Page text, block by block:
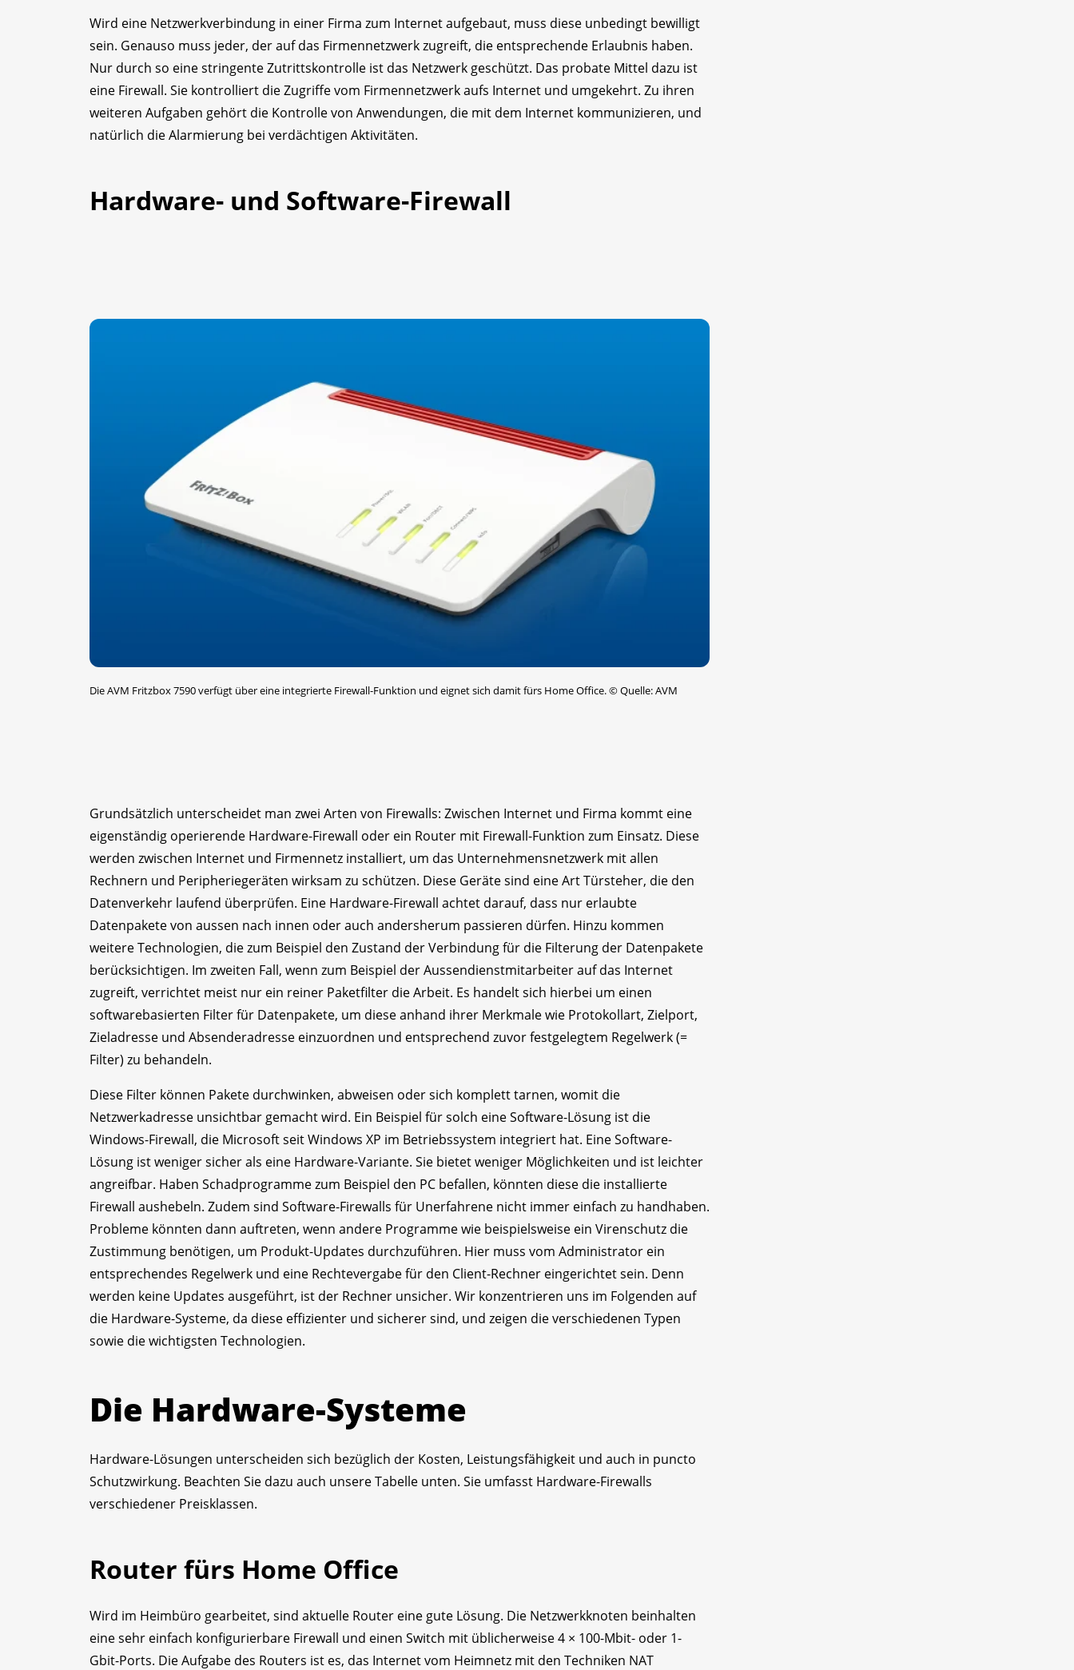
Wird eine Netzwerkverbindung in einer Firma zum Internet aufgebaut, muss diese unbedingt bewilligt
sein. Genauso muss jeder, der auf das Firmennetzwerk zugreift, die entsprechende Erlaubnis haben.
Nur durch so eine stringente Zutrittskontrolle ist das Netzwerk geschützt. Das probate Mittel dazu ist
eine Firewall. Sie kontrolliert die Zugriffe vom Firmennetzwerk aufs Internet und umgekehrt. Zu ihren
weiteren Aufgaben gehört die Kontrolle von Anwendungen, die mit dem Internet kommunizieren, und
natürlich die Alarmierung bei verdächtigen Aktivitäten.
Hardware- und Software-Firewall
Die AVM Fritzbox 7590 verfügt über eine integrierte Firewall-Funktion und eignet sich damit fürs Home Office.©Quelle: AVM
Grundsätzlich unterscheidet man zwei Arten von Firewalls: Zwischen Internet und Firma kommt eine
eigenständig operierende Hardware-Firewall oder ein Router mit Firewall-Funktion zum Einsatz. Diese
werden zwischen Internet und Firmennetz installiert, um das Unternehmensnetzwerk mit allen
Rechnern und Peripheriegeräten wirksam zu schützen. Diese Geräte sind eine Art Türsteher, die den
Datenverkehr laufend überprüfen. Eine Hardware-Firewall achtet darauf, dass nur erlaubte
Datenpakete von aussen nach innen oder auch andersherum passieren dürfen. Hinzu kommen
weitere Technologien, die zum Beispiel den Zustand der Verbindung für die Filterung der Datenpakete
berücksichtigen. Im zweiten Fall, wenn zum Beispiel der Aussendienstmitarbeiter auf das Internet
zugreift, verrichtet meist nur ein reiner Paketfilter die Arbeit. Es handelt sich hierbei um einen
softwarebasierten Filter für Datenpakete, um diese anhand ihrer Merkmale wie Protokollart, Zielport,
Zieladresse und Absenderadresse einzuordnen und entsprechend zuvor festgelegtem Regelwerk (=
Filter) zu behandeln.
Diese Filter können Pakete durchwinken, abweisen oder sich komplett tarnen, womit die
Netzwerkadresse unsichtbar gemacht wird. Ein Beispiel für solch eine Software-Lösung ist die
Windows-Firewall, die Microsoft seit Windows XP im Betriebssystem integriert hat. Eine Software-
Lösung ist weniger sicher als eine Hardware-Variante. Sie bietet weniger Möglichkeiten und ist leichter
angreifbar. Haben Schadprogramme zum Beispiel den PC befallen, könnten diese die installierte
Firewall aushebeln. Zudem sind Software-Firewalls für Unerfahrene nicht immer einfach zu handhaben.
Probleme könnten dann auftreten, wenn andere Programme wie beispielsweise ein Virenschutz die
Zustimmung benötigen, um Produkt-Updates durchzuführen. Hier muss vom Administrator ein
entsprechendes Regelwerk und eine Rechtevergabe für den Client-Rechner eingerichtet sein. Denn
werden keine Updates ausgeführt, ist der Rechner unsicher. Wir konzentrieren uns im Folgenden auf
die Hardware-Systeme, da diese effizienter und sicherer sind, und zeigen die verschiedenen Typen
sowie die wichtigsten Technologien.
Die Hardware-Systeme
Hardware-Lösungen unterscheiden sich bezüglich der Kosten, Leistungsfähigkeit und auch in puncto
Schutzwirkung. Beachten Sie dazu auch unsere Tabelle unten. Sie umfasst Hardware-Firewalls
verschiedener Preisklassen.
Router fürs Home Office
Wird im Heimbüro gearbeitet, sind aktuelle Router eine gute Lösung. Die Netzwerkknoten beinhalten
eine sehr einfach konfigurierbare Firewall und einen Switch mit üblicherweise 4 × 100-Mbit- oder 1-
Gbit-Ports. Die Aufgabe des Routers ist es, das Internet vom Heimnetz mit den Techniken NAT